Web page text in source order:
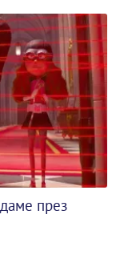
през